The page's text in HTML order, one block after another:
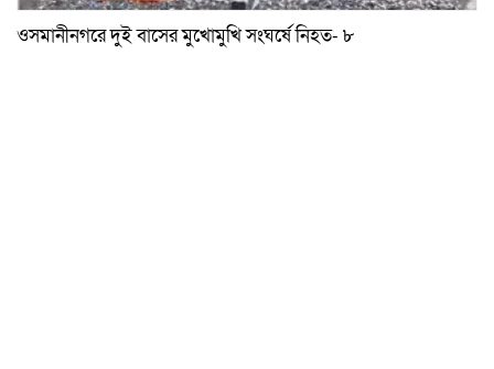
ওসমানীনগরে দুই বাসের মুখোমুখি সংঘর্ষে নিহত- ৮